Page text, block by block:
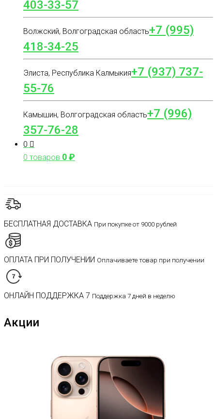
403-33-57
Волжский, Волгоградская область+7 (995)
418-34-25
Элиста, Республика Калмыкия+7 (937) 737-
55-76
Камышин, Волгоградская область+7 (996)
357-76-28
0
0 товаров 0₽
БЕСПЛАТНАЯ ДОСТАВКА При покупке от 9000 рублей
ОПЛАТА ПРИ ПОЛУЧЕНИИ Оплачиваете товар при получении
ОНЛАЙН ПОДДЕРЖКА 7 Поддержка 7 дней в неделю
Акции